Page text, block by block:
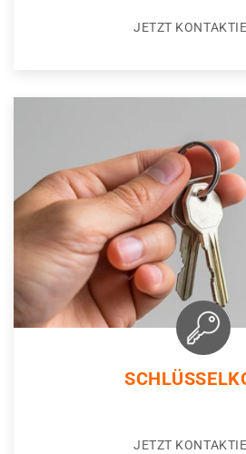
JETZT
JETZT